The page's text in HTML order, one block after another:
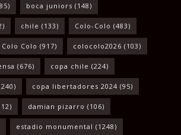
boca juniors (148)
chile (133) Colo-Colo (483)
Colo Colo (917) colocolo2026 (103)
(676) copa chile (224)
copa libertadores 2024 (95)
damian pizarro (106)
estadio monumental (1248)